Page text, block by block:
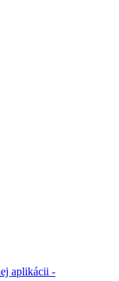
aplikácii -